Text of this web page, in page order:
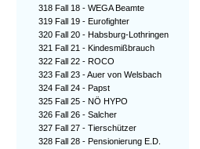
318 Fall 18 - WEGA Beamte
319 Fall 19 - Eurofighter
320 Fall 20 - Habsburg-Lothringen
321 Fall 21 - Kindesmißbrauch
322 Fall 22 - ROCO
323 Fall 23 - Auer von Welsbach
324 Fall 24 - Papst
325 Fall 25 - NÖ HYPO
326 Fall 26 - Salcher
327 Fall 27 - Tierschützer
328 Fall 28 - Pensionierung E.D.